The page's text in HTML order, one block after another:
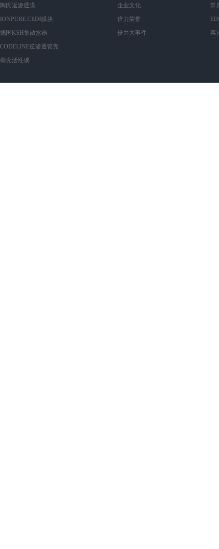
陶氏返渗透膜
IONPURE CEDI膜块
德国KSH集散水器
CODELINE逆渗透管壳
椰壳活性碳
企业文化
倍力荣誉
倍力大事件
常
客